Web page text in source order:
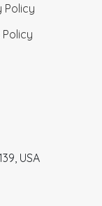
Policy
USA